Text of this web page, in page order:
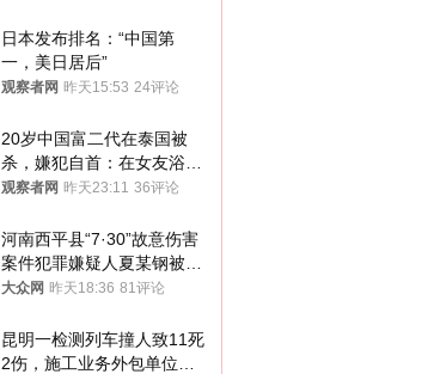
日本发布排名：“中国第
一，美日居后”
观察者网 昨天15:53 24评论
20岁中国富二代在泰国被
杀，嫌犯自首：在女友浴室
看到他
观察者网 昨天23:11 36评论
河南西平县“7·30”故意伤害
案件犯罪嫌疑人夏某钢被抓
获
大众网 昨天18:36 81评论
昆明一检测列车撞人致11死
2伤，施工业务外包单位被